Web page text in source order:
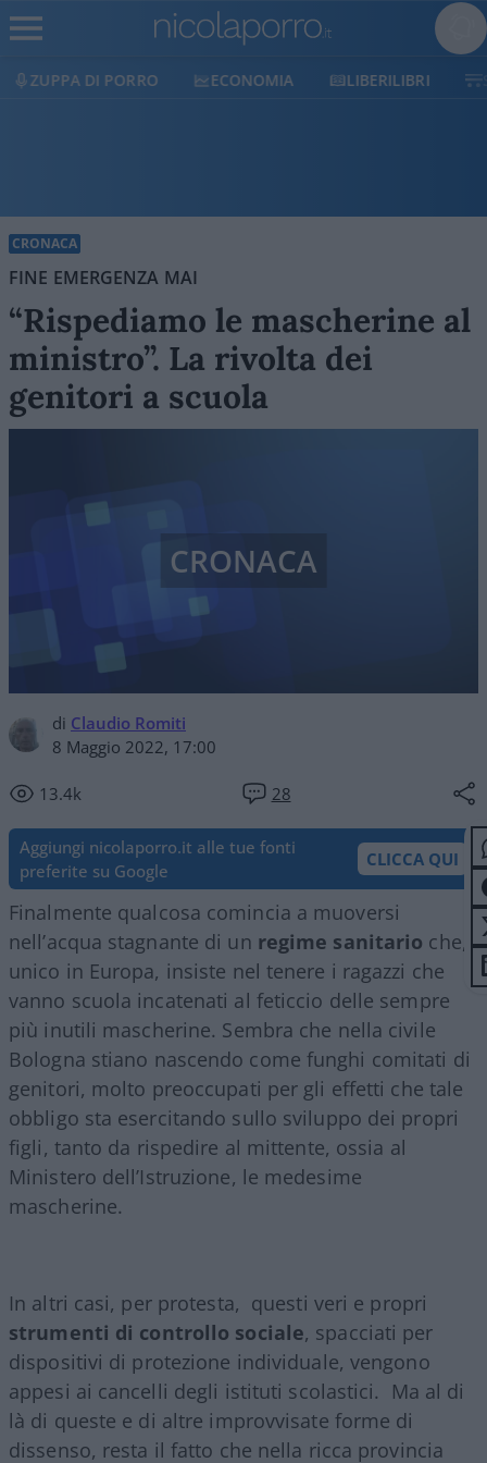
ECONOMIA LIBERILIBRI SHOP SOSTIENICI
CRONACA
FINE EMERGENZA MAI
“Rispediamo le mascherine al
ministro”. La rivolta dei
genitori a scuola
di Claudio Romiti
8 Maggio 2022, 17:00
13.4k 28
CRONACA
Aggiungi nicolaporro.it alle tue fonti
preferite su Google
CLICCA QUI
Finalmente qualcosa comincia a muoversi
nell’acqua stagnante di un regime sanitario che,
unico in Europa, insiste nel tenere i ragazzi che
vanno scuola incatenati al feticcio delle sempre
più inutili mascherine. Sembra che nella civile
Bologna stiano nascendo come funghi comitati di
genitori, molto preoccupati per gli effetti che tale
obbligo sta esercitando sullo sviluppo dei propri
figli, tanto da rispedire al mittente, ossia al
Ministero dell’Istruzione, le medesime
mascherine.
In altri casi, per protesta, questi veri e propri
strumenti di controllo sociale, spacciati per
dispositivi di protezione individuale, vengono
appesi ai cancelli degli istituti scolastici.
Ma al di
là di queste e di altre improvvisate forme di
dissenso, resta il fatto che nella ricca provincia